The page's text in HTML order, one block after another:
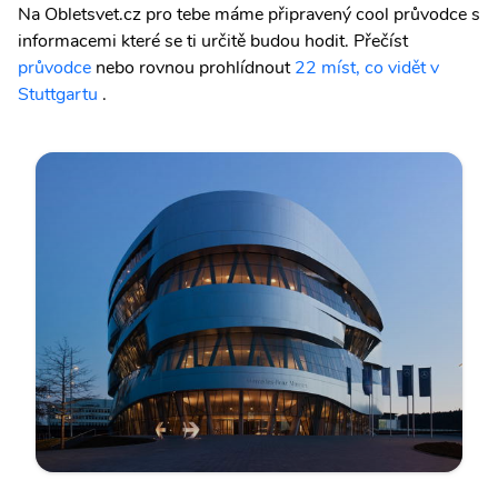
Na Obletsvet.cz pro tebe máme připravený cool průvodce s
informacemi které se ti určitě budou hodit. Přečíst
průvodce nebo rovnou prohlídnout22 míst, co vidět v
Stuttgartu .